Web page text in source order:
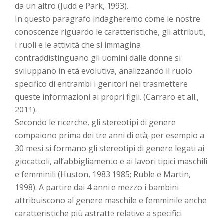
da un altro (Judd e Park, 1993).
In questo paragrafo indagheremo come le nostre
conoscenze riguardo le caratteristiche, gli attributi,
i ruoli e le attività che si immagina
contraddistinguano gli uomini dalle donne si
sviluppano in età evolutiva, analizzando il ruolo
specifico di entrambi i genitori nel trasmettere
queste informazioni ai propri figli. (Carraro et all.,
2011).
Secondo le ricerche, gli stereotipi di genere
compaiono prima dei tre anni di età; per esempio a
30 mesi si formano gli stereotipi di genere legati ai
giocattoli, all’abbigliamento e ai lavori tipici maschili
e femminili (Huston, 1983,1985; Ruble e Martin,
1998). A partire dai 4 anni e mezzo i bambini
attribuiscono al genere maschile e femminile anche
caratteristiche più astratte relative a specifici